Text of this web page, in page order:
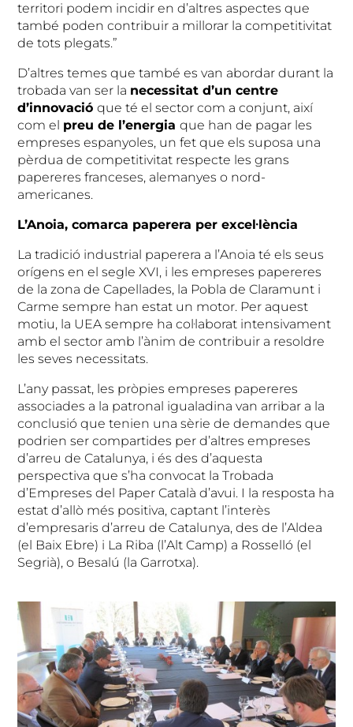
territori podem incidir en d’altres aspectes que
també poden contribuir a millorar la competitivitat
de tots plegats.”
D’altres temes que també es van abordar durant la
trobada van ser la necessitat d’un centre
d’innovacióque té el sector com a conjunt, així
com el preu de l’energiaque han de pagar les
empreses espanyoles, un fet que els suposa una
pèrdua de competitivitat respecte les grans
papereres franceses, alemanyes o nord-
americanes.
L’Anoia, comarca paperera per excel·lència
La tradició industrial paperera a l’Anoia té els seus
orígens en el segle XVI, i les empreses papereres
de la zona de Capellades, la Pobla de Claramunt i
Carme sempre han estat un motor. Per aquest
motiu, la UEA sempre ha col·laborat intensivament
amb el sector amb l’ànim de contribuir a resoldre
les seves necessitats.
L’any passat, les pròpies empreses papereres
associades a la patronal igualadina van arribar a la
conclusió que tenien una sèrie de demandes que
podrien ser compartides per d’altres empreses
d’arreu de Catalunya, i és des d’aquesta
perspectiva que s’ha convocat la Trobada
d’Empreses del Paper Català d’avui. I la resposta ha
estat d’allò més positiva, captant l’interès
d’empresaris d’arreu de Catalunya, des de l’Aldea
(el Baix Ebre) i La Riba (l’Alt Camp) a Rosselló (el
Segrià), o Besalú (la Garrotxa).